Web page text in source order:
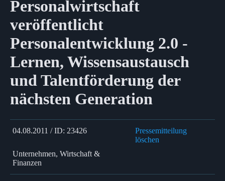
Personalwirtschaft
veröffentlicht
Personalentwicklung 2.0 -
Lernen, Wissensaustausch
und Talentförderung der
nächsten Generation
04.08.2011 / ID: 23426
Pressemitteilung
löschen
Unternehmen, Wirtschaft &
Finanzen